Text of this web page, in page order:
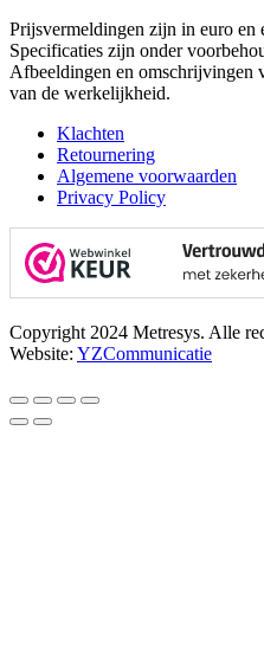
Prijsvermeldingen zijn in euro en
Specificaties zijn onder
Afbeeldingen en omschrijvingen
van de werkelijkheid.
Klachten
Retournering
Algemene voorwaarden
Privacy Policy
Copyright 2024 Metresys. Alle
Website: YZCommunicatie